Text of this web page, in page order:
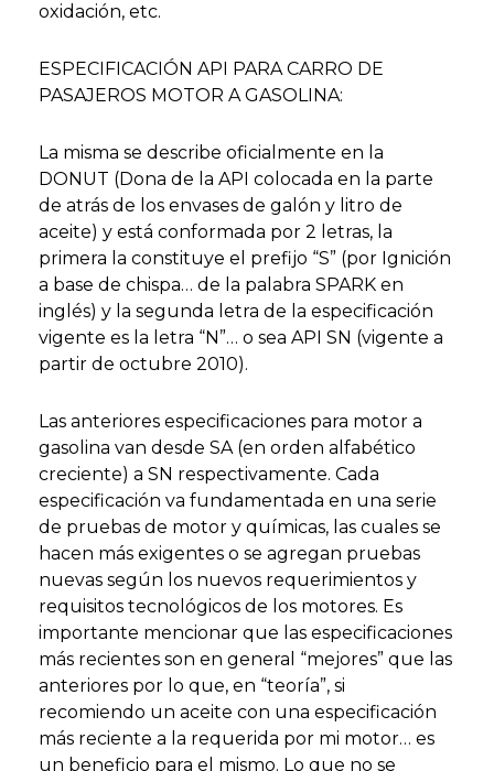
oxidación, etc.
ESPECIFICACIÓN API PARA CARRO DE
PASAJEROS MOTOR A GASOLINA:
La misma se describe oficialmente en la
DONUT (Dona de la API colocada en la parte
de atrás de los envases de galón y litro de
aceite) y está conformada por 2 letras, la
primera la constituye el prefijo “S” (por Ignición
a base de chispa… de la palabra SPARK en
inglés) y la segunda letra de la especificación
vigente es la letra “N”… o sea API SN (vigente a
partir de octubre 2010).
Las anteriores especificaciones para motor a
gasolina van desde SA (en orden alfabético
creciente) a SN respectivamente. Cada
especificación va fundamentada en una serie
de pruebas de motor y químicas, las cuales se
hacen más exigentes o se agregan pruebas
nuevas según los nuevos requerimientos y
requisitos tecnológicos de los motores. Es
importante mencionar que las especificaciones
más recientes son en general “mejores” que las
anteriores por lo que, en “teoría”, si
recomiendo un aceite con una especificación
más reciente a la requerida por mi motor… es
un beneficio para el mismo. Lo que no se